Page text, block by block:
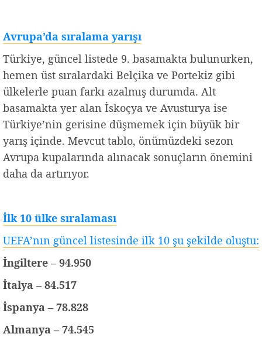
Avrupa’da sıralama yarışı
Türkiye, güncel listede 9. basamakta bulunurken,
hemen üst sıralardaki Belçika ve Portekiz gibi
ülkelerle puan farkı azalmış durumda. Alt
basamakta yer alan İskoçya ve Avusturya ise
Türkiye’nin gerisine düşmemek için büyük bir
yarış içinde. Mevcut tablo, önümüzdeki sezon
Avrupa kupalarında alınacak sonuçların önemini
daha da artırıyor.
İlk 10 ülke sıralaması
UEFA’nın güncel listesinde ilk 10 şu şekilde oluştu:
İngiltere – 94.950
İtalya – 84.517
İspanya – 78.828
Almanya – 74.545